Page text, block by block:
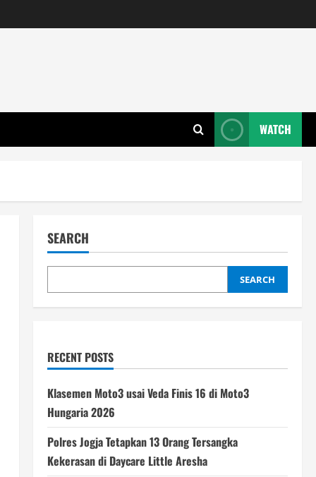
WATCH
SEARCH
SEARCH
RECENT POSTS
Klasemen Moto3 usai Veda Finis 16 di Moto3
Hungaria 2026
Polres Jogja Tetapkan 13 Orang Tersangka
Kekerasan di Daycare Little Aresha